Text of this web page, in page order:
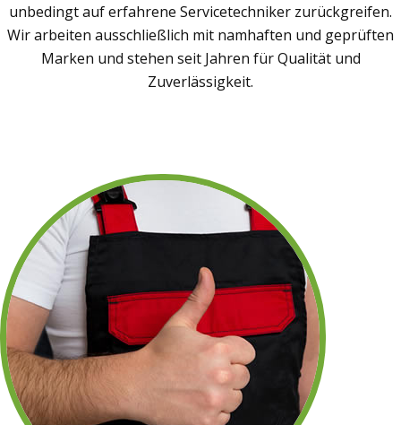
unbedingt auf erfahrene Servicetechniker zurückgreifen.
Wir arbeiten ausschließlich mit namhaften und geprüften
Marken und stehen seit Jahren für Qualität und
Zuverlässigkeit.